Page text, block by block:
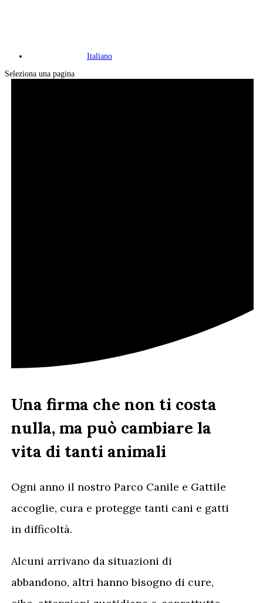
Italiano
Seleziona una pagina
Una firma che non ti costa
nulla, ma può cambiare la
vita di tanti animali
Ogni anno il nostro Parco Canile e Gattile
accoglie, cura e protegge tanti cani e gatti
in difficoltà.
Alcuni arrivano da situazioni di
abbandono, altri hanno bisogno di cure,